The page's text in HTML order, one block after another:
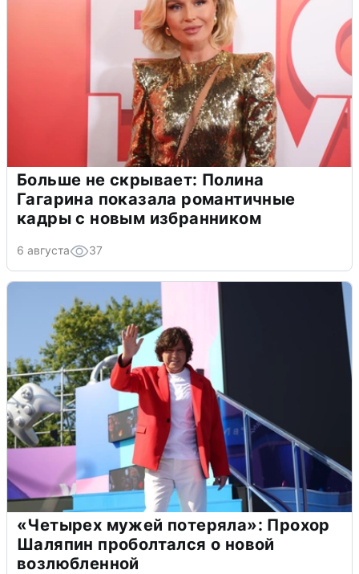
Больше не скрывает: Полина
Гагарина показала романтичные
кадры с новым избранником
6 августа 37
«Четырех мужей потеряла»: Прохор
Шаляпин проболтался о новой
возлюбленной